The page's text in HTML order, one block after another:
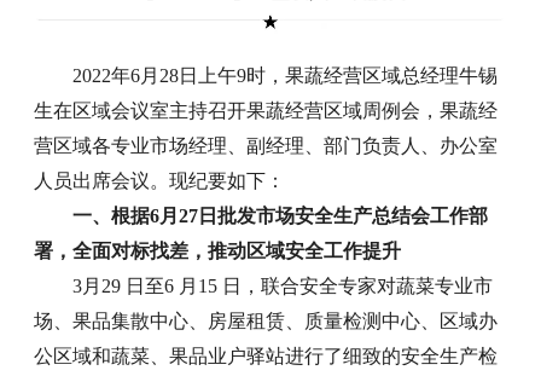
2022年6月28日上午9时，果蔬经营区域总经理牛锡
生在区域会议室主持召开果蔬经营区域周例会，果蔬经
营区域各专业市场经理、副经理、部门负责人、办公室
人员出席会议。现纪要如下：
一、根据6月27日批发市场安全生产总结会工作部
署，全面对标找差，推动区域安全工作提升
3月29 日至6 月15 日，联合安全专家对蔬菜专业市
场、果品集散中心、房屋租赁、质量检测中心、区域办
公区域和蔬菜、果品业户驿站进行了细致的安全生产检